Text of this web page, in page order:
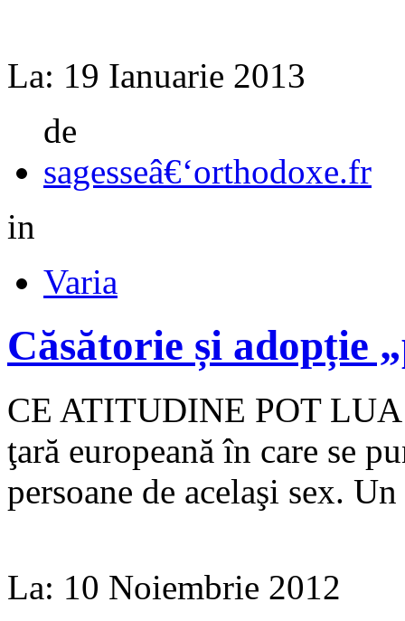
La: 19 Ianuarie 2013
de
sagesseâ€‘orthodoxe.fr
in
Varia
Căsătorie și adopție
CE ATITUDINE POT LUA
ţară europeană în care se
persoane de acelaşi sex.
La: 10 Noiembrie 2012